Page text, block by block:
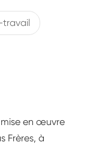
en œuvre
Frères, à